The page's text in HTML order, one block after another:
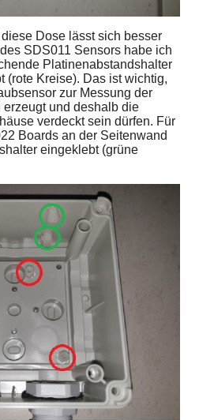
Dose lässt sich besser
SDS011 Sensors habe ich
Platinenabstandshalter
(rote Kreise). Das ist wichtig,
zur Messung der
und deshalb die
verdeckt sein dürfen. Für
Boards an der Seitenwand
eingeklebt (grüne